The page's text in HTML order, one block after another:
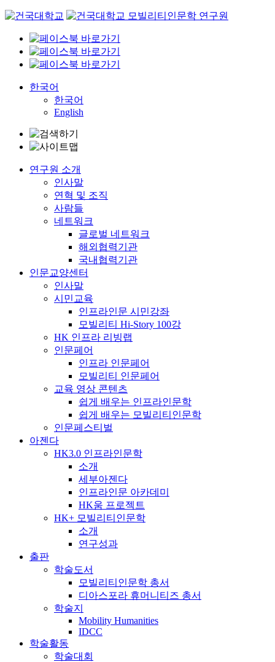
Skip
content
한국어
한국어
English
연구원 소개
인사말
연혁 및 조직
사람들
네트워크
글로벌 네트워크
해외협력기관
국내협력기관
인문교양센터
인사말
시민교육
인프라인문 시민강좌
모빌리티 Hi-Story 100강
HK 인프라 리빙랩
인문페어
인프라 인문페어
모빌리티 인문페어
교육 영상 콘텐츠
쉽게 배우는 인프라인문학
쉽게 배우는 모빌리티인문학
인문페스티벌
아젠다
HK3.0 인프라인문학
소개
세부아젠다
인프라인문 아카데미
HK움 프로젝트
HK+ 모빌리티인문학
소개
연구성과
출판
학술도서
모빌리티인문학 총서
디아스포라 휴머니티즈 총서
학술지
Mobility Humanities
IDCC
학술활동
학술대회